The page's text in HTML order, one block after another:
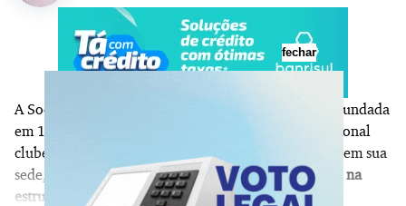
A Sociedade de Ginástica de Porto Alegre (Sogipa), fundada
em 1867 e desde então consolidada como um tradicional
clube da cidade, acaba de anunciar um investimento em sua
sede, na Zona Norte.Serão R$ 10 milhões aportados na
estrutura ao longo dos próximos meses.
fechar